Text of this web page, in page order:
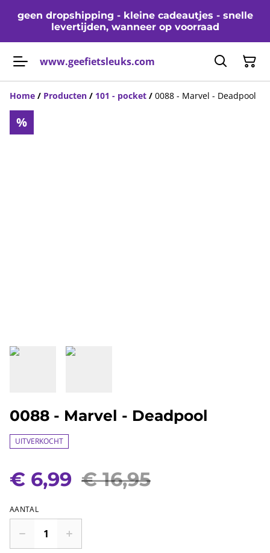
geen dropshipping - kleine cadeautjes - snelle
levertijden, wanneer op voorraad
www.geefietsleuks.com
Home / Producten / 101 - pocket / 0088 - Marvel - Deadpool
%
0088 - Marvel - Deadpool
UITVERKOCHT
€ 6,99 € 16,95
AANTAL